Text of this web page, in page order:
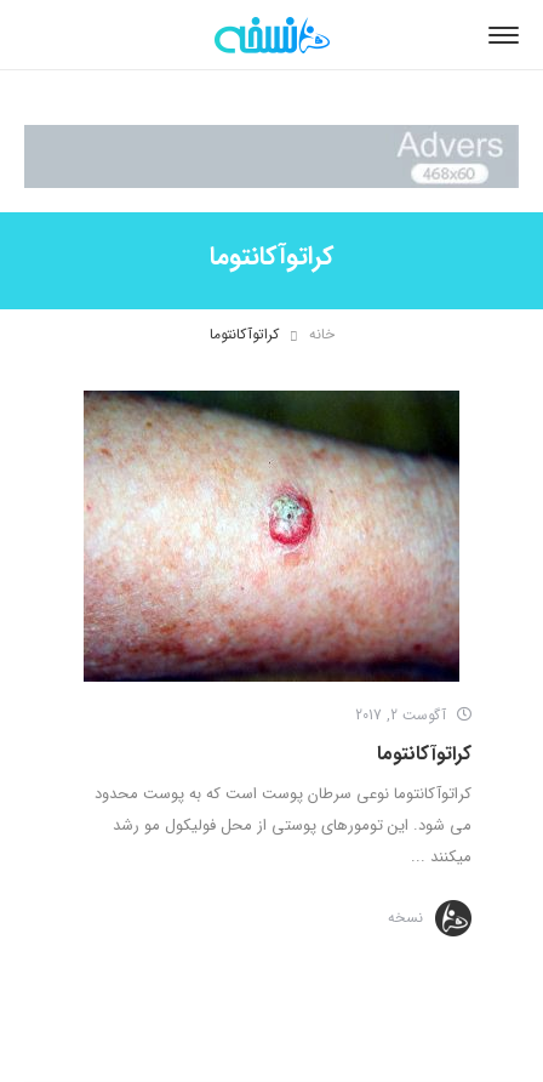
کراتوآکانتوما
خانه کراتوآکانتوما
آگوست 2, 2017
کراتوآکانتوما
کراتوآکانتوما نوعی سرطان پوست است که به پوست محدود
می شود. این تومورهای پوستی از محل فولیکول مو رشد
میکنند ...
نسخه